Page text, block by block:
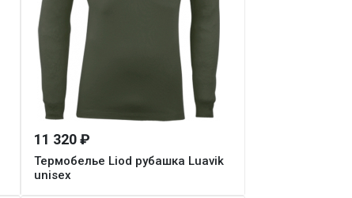
Термобелье Liod рубашка Luavik
unisex
11 320 ₽